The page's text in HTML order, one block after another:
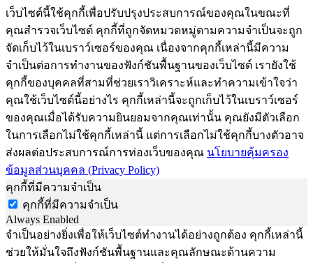
เว็บไซต์นี้ใช้คุกกี้เพื่อปรับปรุงประสบการณ์ของคุณในขณะที่
คุณสำรวจเว็บไซต์ คุกกี้ที่ถูกจัดหมวดหมู่ตามความจำเป็นจะถูก
จัดเก็บไว้ในเบราว์เซอร์ของคุณ เนื่องจากคุกกี้เหล่านี้มีความ
จำเป็นต่อการทำงานของฟังก์ชันพื้นฐานของเว็บไซต์ เรายังใช้
คุกกี้ของบุคคลที่สามที่ช่วยเราวิเคราะห์และทำความเข้าใจว่า
คุณใช้เว็บไซต์นี้อย่างไร คุกกี้เหล่านี้จะถูกเก็บไว้ในเบราว์เซอร์
ของคุณเมื่อได้รับความยินยอมจากคุณเท่านั้น คุณยังมีตัวเลือก
ในการเลือกไม่ใช้คุกกี้เหล่านี้ แต่การเลือกไม่ใช้คุกกี้บางตัวอาจ
ส่งผลต่อประสบการณ์การท่องเว็บของคุณ นโยบายคุ้มครอง
ข้อมูลส่วนบุคคล (Privacy Policy)
คุกกี้ที่มีความจำเป็น
คุกกี้ที่มีความจำเป็น
Always Enabled
จำเป็นอย่างยิ่งเพื่อให้เว็บไซต์ทำงานได้อย่างถูกต้อง คุกกี้เหล่านี้
ช่วยให้มั่นใจถึงฟังก์ชันพื้นฐานและคุณลักษณะด้านความ